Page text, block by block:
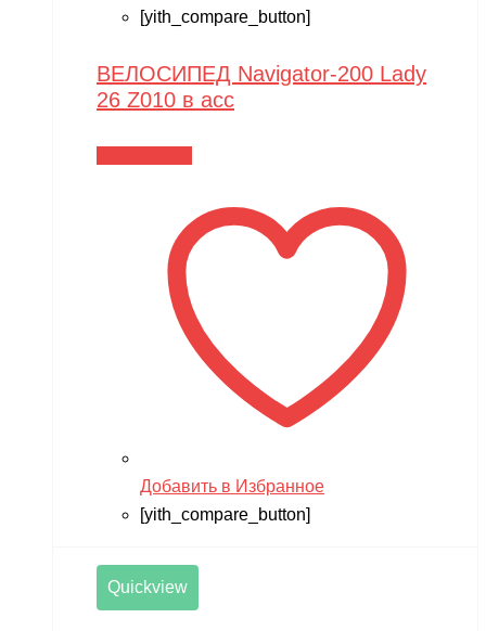
[yith_compare_button]
ВЕЛОСИПЕД Navigator-200 Lady
26 Z010 в асс
Добавить в Избранное
[yith_compare_button]
Quickview